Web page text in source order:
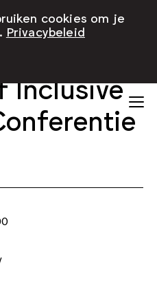
Inclusive
cookies om je
Privacybeleid